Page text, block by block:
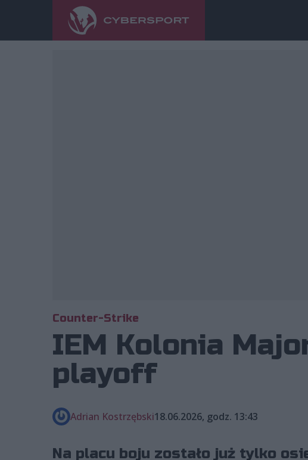
Counter-Strike
IEM Kolonia
playoff
Adrian Kostrzębski18.06.2026, godz. 13:43
Na placu boju zostało już tylko